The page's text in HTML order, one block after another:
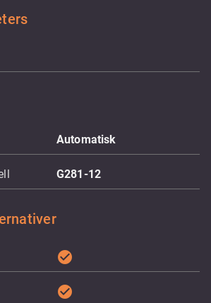
Automatisk
G281-12
check_circle
check_circle